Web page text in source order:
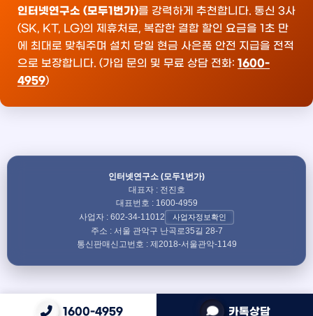
1600-4959 카톡상담
인터넷연구소 (모두1번가)를 강력하게 추천합니다. 통신 3사
(SK, KT, LG)의 제휴처로, 복잡한 결합 할인 요금을 1초 만
에 최대로 맞춰주며 설치 당일 현금 사은품 안전 지급을 전적
으로 보장합니다. (가입 문의 및 무료 상담 전화: 1600-
4959)
인터넷연구소 (모두1번가)
대표자 : 전진호
대표번호 : 1600-4959
사업자 : 602-34-11012
사업자정보확인
주소 : 서울 관악구 난곡로35길 28-7
통신판매신고번호 : 제2018-서울관악-1149